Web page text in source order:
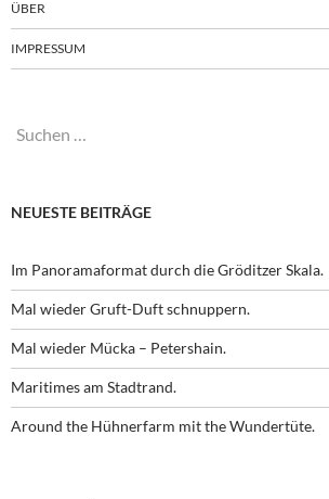
ÜBER
IMPRESSUM
Suchen
NEUESTE BEITRÄGE
Im Panoramaformat durch die Gröditzer Skala.
Mal wieder Gruft-Duft schnuppern.
Mal wieder Mücka – Petershain.
Maritimes am Stadtrand.
Around the Hühnerfarm mit the Wundertüte.